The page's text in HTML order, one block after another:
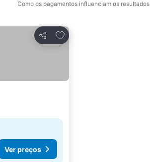
Como os pagamentos influenciam os resultados
Partilhar
Adicionar aos favoritos
Ver preços